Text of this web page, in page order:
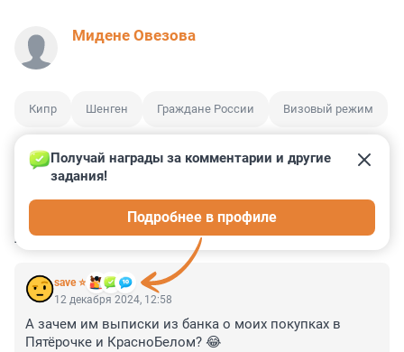
Мидене Овезова
Кипр Шенген Граждане России Визовый режим
КОММЕНТАРИИ 19
save ⭐
Получай награды за комментарии и другие
задания!
Подробнее в профиле
12 декабря 2024, 12:58
А зачем им выписки из банка о моих покупках в
Пятёрочке и КрасноБелом? 😂